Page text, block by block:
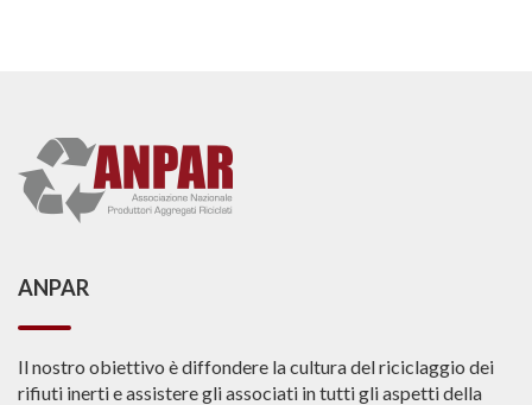
ANPAR
Il nostro obiettivo è diffondere la cultura del riciclaggio dei
rifiuti inerti e assistere gli associati in tutti gli aspetti della